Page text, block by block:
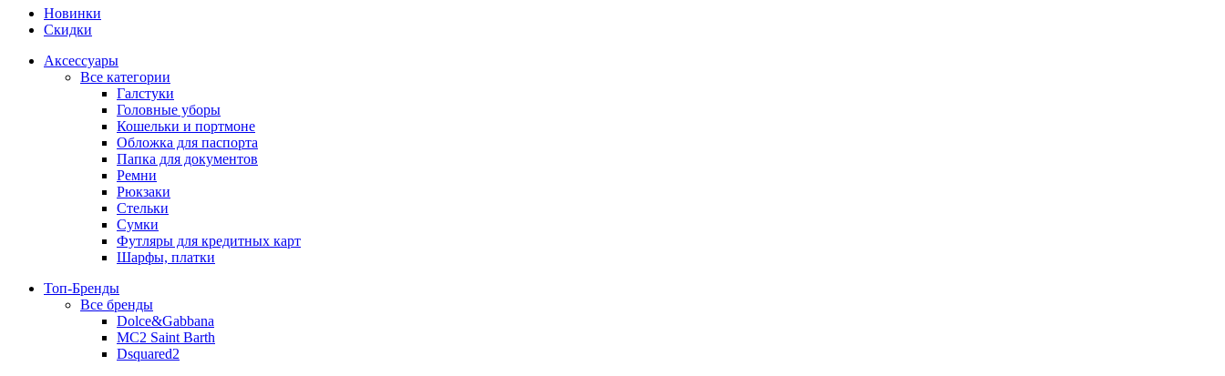
Новинки
Скидки
Аксессуары
Все категории
Галстуки
Головные уборы
Кошельки и портмоне
Обложка для паспорта
Папка для документов
Ремни
Рюкзаки
Стельки
Сумки
Футляры для кредитных карт
Шарфы, платки
Топ-Бренды
Все бренды
Dolce&Gabbana
MC2 Saint Barth
Dsquared2